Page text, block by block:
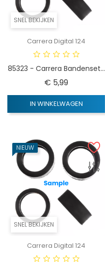
SNEL BEKIJKEN
Carrera Digital 124
85323 - Carrera Bandenset...
€ 5,99Prijs
IN WINKELWAGEN
SNEL BEKIJKEN
NIEUW
Carrera Digital 124